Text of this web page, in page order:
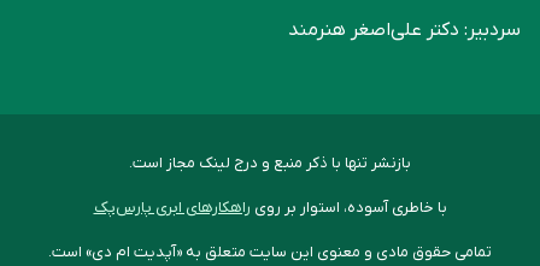
سردبیر: دکتر علی‌اصغر هنرمند
بازنشر تنها با ذکر منبع و درج لینک مجاز است.
با خاطری آسوده، استوار بر روی راهکارهای ابری پارس‌پک
تمامی حقوق مادی و معنوی این سایت متعلق به «آپدیت ام دی» است.